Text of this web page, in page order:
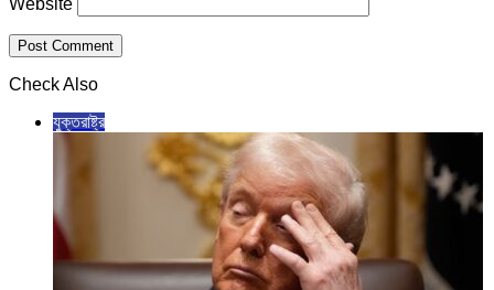
Website
Check Also
যুক্তরাষ্ট্র